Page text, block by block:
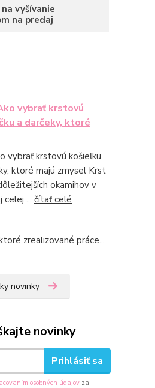
vyšívanie
na predaj
vybrať krstovú
a darčeky, ktoré
vybrať krstovú košieľku,
ktoré majú zmysel Krst
okamihov v
... čítať celé
zrealizované práce...
novinky
novinky
Prihlásiť sa
osobných údajov za